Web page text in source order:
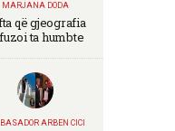
MARJANA DODA
që gjeografia
ta humbte
ARBEN CICI